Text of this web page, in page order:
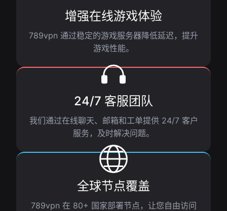
增强在线游戏体验
789vpn 通过稳定的游戏服务器降低延迟，提升
游戏性能。
24/7 客服团队
我们通过在线聊天、邮箱和工单提供 24/7 客户
服务，及时解决问题。
全球节点覆盖
789vpn 在 80+ 国家部署节点，让您自由访问